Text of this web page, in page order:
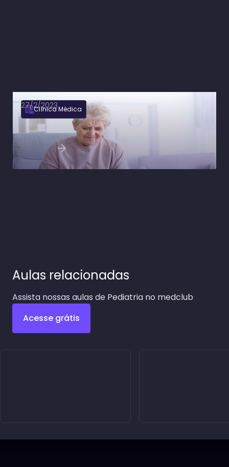
Clínica Médica
27/2/2023
Osteoartrite: Fisiopatologia, quadro clínico e
tratamento
Ler artigo
Aulas relacionadas
Assista nossas aulas de Pediatria no medclub
Acesse grátis